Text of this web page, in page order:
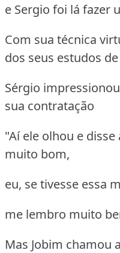
e Sergio foi lá fazer
Com sua técnica
dos seus estudos
Sérgio
sua contratação
"Aí ele olhou e
muito bom,
eu, se tivesse essa
me lembro muito
Mas Jobim chamou